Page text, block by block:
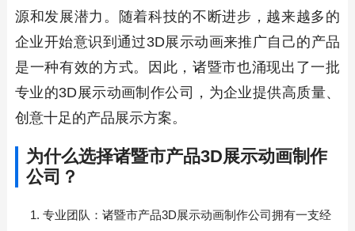
源和发展潜力。随着科技的不断进步，越来越多的
企业开始意识到通过3D展示动画来推广自己的产品
是一种有效的方式。因此，诸暨市也涌现出了一批
专业的3D展示动画制作公司，为企业提供高质量、
创意十足的产品展示方案。
为什么选择诸暨市产品3D展示动画制作
公司？
专业团队：诸暨市产品3D展示动画制作公司拥有一支经